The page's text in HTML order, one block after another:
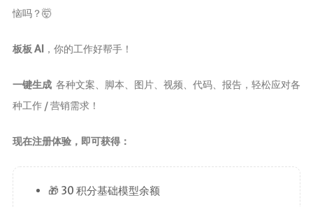
恼吗？🤯
板板 AI ，你的工作好帮手！
一键生成 各种文案、脚本、图片、视频、代码、报告，轻松应对各
种工作 / 营销需求！
现在注册体验，即可获得：
🎁 30 积分基础模型余额